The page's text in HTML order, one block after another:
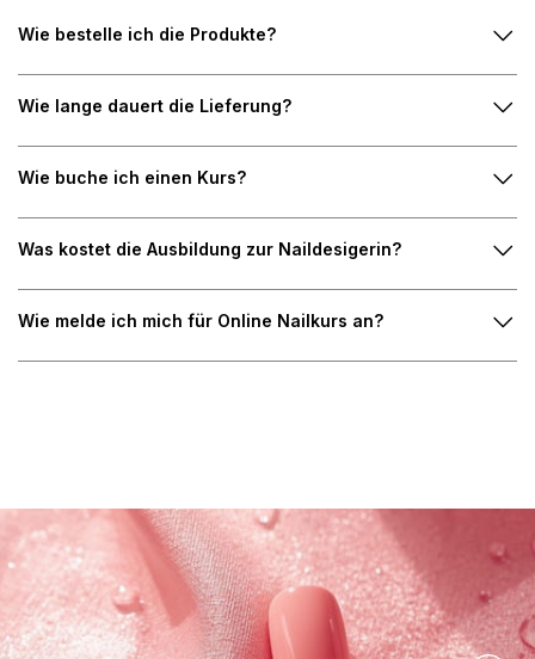
Wie bestelle ich die Produkte?
Wie lange dauert die Lieferung?
Wie buche ich einen Kurs?
Was kostet die Ausbildung zur Naildesigerin?
Wie melde ich mich für Online Nailkurs an?